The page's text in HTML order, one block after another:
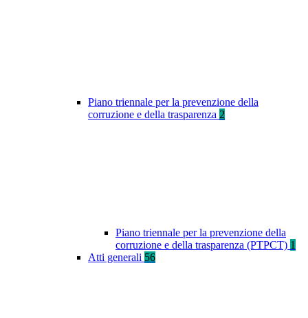
Piano triennale per la prevenzione della
corruzione e della trasparenza 2
Piano triennale per la prevenzione della
corruzione e della trasparenza (PTPCT) 1
Atti generali 56